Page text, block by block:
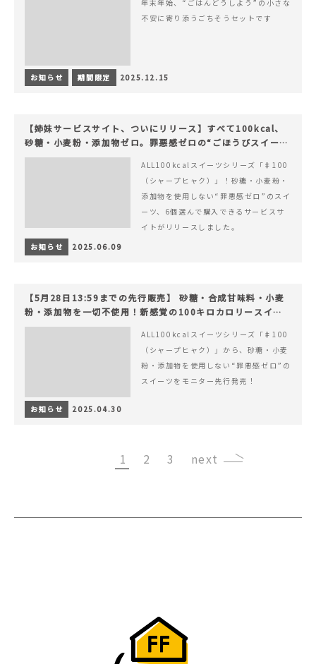
年末年始、“ごはんどうしよう”の小さな
不安に寄り添うごちそうセットです
お知らせ 期間限定 2025.12.15
【姉妹サービスサイト、ついにリリース】すべて100kcal、
砂糖・小麦粉・添加物ゼロ。罪悪感ゼロの“ごほうびスイー
ツ”『#100（シャープ100）』
ALL100kcalスイーツシリーズ「♯100
（シャープヒャク）」！砂糖・小麦粉・
添加物を使用しない“罪悪感ゼロ”のスイ
ーツ、6個選んで購入できるサービスサ
イトがリリースしました。
お知らせ
2025.06.09
【5月28日13:59までの先行販売】 砂糖・合成甘味料・小麦
粉・添加物を一切不使用！新感覚の100キロカロリースイー
ツでヘルシーライフを。
ALL100kcalスイーツシリーズ「♯100
（シャープヒャク）」から、砂糖・小麦
粉・添加物を使用しない“罪悪感ゼロ”の
スイーツをモニター先行発売！
お知らせ 2025.04.30
1 2 3 ›